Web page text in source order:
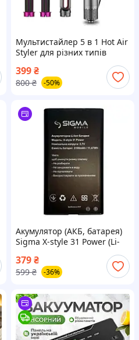
Мультистайлер 5 в 1 Hot Air
Styler для різних типів
надання об'єму,
випрямлення, укладання
399₴
800 ₴ -50%
Акумулятор (АКБ, батарея)
Sigma X-style 31 Power (Li-
379₴
599 ₴ -36%